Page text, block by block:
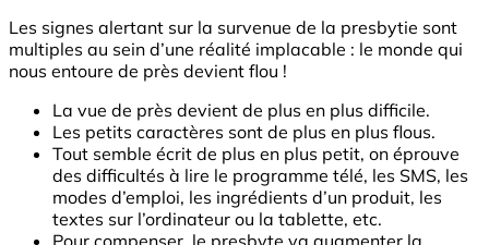
Les signes alertant sur la survenue de la presbytie sont
multiples au sein d’une réalité implacable : le monde qui
nous entoure de près devient flou !
La vue de près devient de plus en plus difficile.
Les petits caractères sont de plus en plus flous.
Tout semble écrit de plus en plus petit, on éprouve
des difficultés à lire le programme télé, les SMS, les
modes d’emploi, les ingrédients d’un produit, les
textes sur l’ordinateur ou la tablette, etc.
Pour compenser, le presbyte va augmenter la